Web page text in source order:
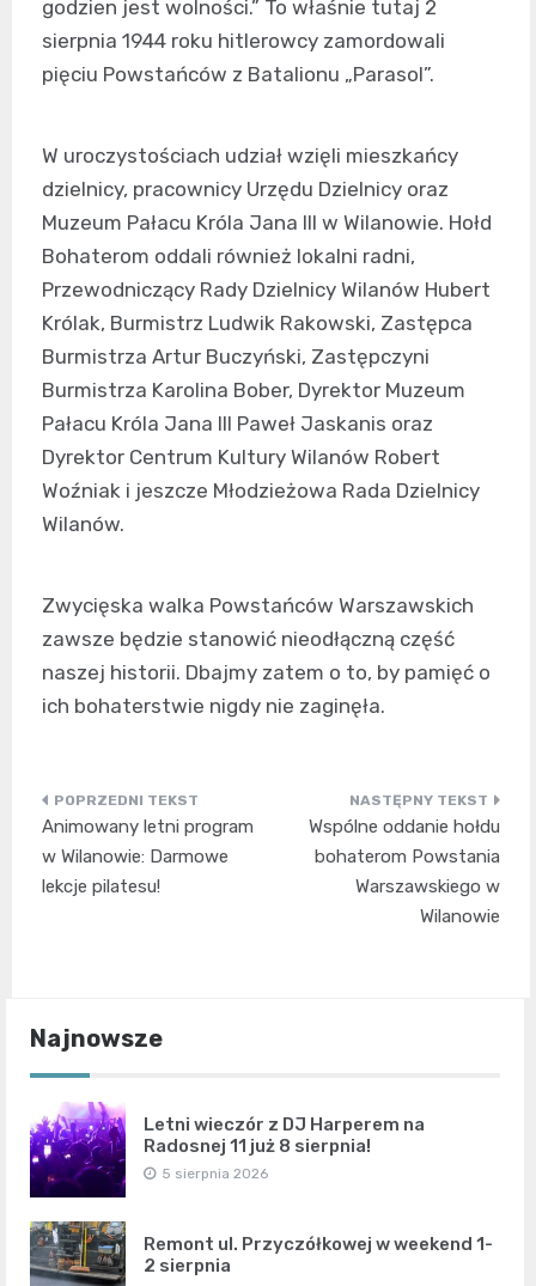
godzien jest wolności.” To właśnie tutaj 2
sierpnia 1944 roku hitlerowcy zamordowali
pięciu Powstańców z Batalionu „Parasol”.
W uroczystościach udział wzięli mieszkańcy
dzielnicy, pracownicy Urzędu Dzielnicy oraz
Muzeum Pałacu Króla Jana III w Wilanowie. Hołd
Bohaterom oddali również lokalni radni,
Przewodniczący Rady Dzielnicy Wilanów Hubert
Królak, Burmistrz Ludwik Rakowski, Zastępca
Burmistrza Artur Buczyński, Zastępczyni
Burmistrza Karolina Bober, Dyrektor Muzeum
Pałacu Króla Jana III Paweł Jaskanis oraz
Dyrektor Centrum Kultury Wilanów Robert
Woźniak i jeszcze Młodzieżowa Rada Dzielnicy
Wilanów.
Zwycięska walka Powstańców Warszawskich
zawsze będzie stanowić nieodłączną część
naszej historii. Dbajmy zatem o to, by pamięć o
ich bohaterstwie nigdy nie zaginęła.
Nawigacja
wpisu
Animowany letni program
w Wilanowie: Darmowe
lekcje pilatesu!
Wspólne oddanie hołdu
bohaterom Powstania
Warszawskiego w
Wilanowie
Najnowsze
Letni wieczór z DJ Harperem na
Radosnej 11 już 8 sierpnia!
5 sierpnia 2026
Remont ul. Przyczółkowej w weekend 1-
2 sierpnia